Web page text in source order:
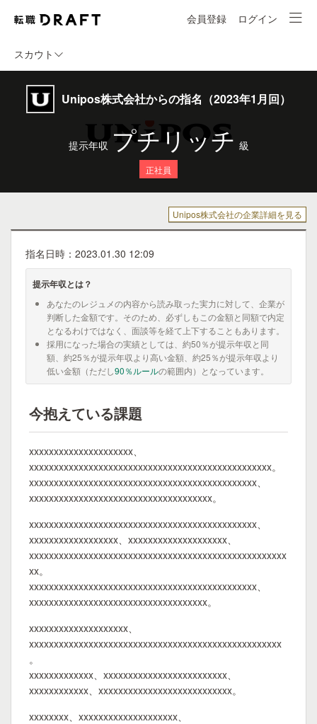
会員登録 ログイン
スカウト
Unipos株式会社からの指名（2023年1月回）
提示年収 プチリッチ 級
正社員
Unipos株式会社の企業詳細を見る
指名日時：2023.01.30 12:09
提示年収とは？
あなたのレジュメの内容から読み取った実力に対して、企業が
判断した金額です。そのため、必ずしもこの金額と同額で内定
となるわけではなく、面談等を経て上下することもあります。
採用になった場合の実績としては、約50％が提示年収と同
額、約25％が提示年収より高い金額、約25％が提示年収より
低い金額（ただし90％ルールの範囲内）となっています。
今抱えている課題
xxxxxxxxxxxxxxxxxxxxx、
xxxxxxxxxxxxxxxxxxxxxxxxxxxxxxxxxxxxxxxxxxxxxxxxx。
xxxxxxxxxxxxxxxxxxxxxxxxxxxxxxxxxxxxxxxxxxxxxx、
xxxxxxxxxxxxxxxxxxxxxxxxxxxxxxxxxxxxx。
xxxxxxxxxxxxxxxxxxxxxxxxxxxxxxxxxxxxxxxxxxxxxx、
xxxxxxxxxxxxxxxxxx、xxxxxxxxxxxxxxxxxxxx、
xxxxxxxxxxxxxxxxxxxxxxxxxxxxxxxxxxxxxxxxxxxxxxxxxxxx
xx。
xxxxxxxxxxxxxxxxxxxxxxxxxxxxxxxxxxxxxxxxxxxxxx、
xxxxxxxxxxxxxxxxxxxxxxxxxxxxxxxxxxxx。
xxxxxxxxxxxxxxxxxxxx、
xxxxxxxxxxxxxxxxxxxxxxxxxxxxxxxxxxxxxxxxxxxxxxxxxxx
。
xxxxxxxxxxxxx、xxxxxxxxxxxxxxxxxxxxxxxxx、
xxxxxxxxxxxx、xxxxxxxxxxxxxxxxxxxxxxxxxxx。
xxxxxxxx、xxxxxxxxxxxxxxxxxxxx、